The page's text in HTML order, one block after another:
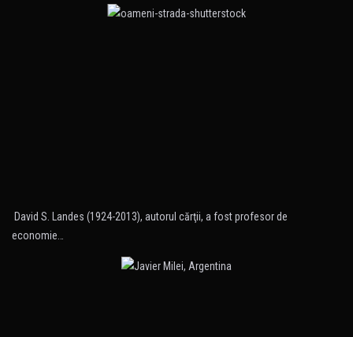
David S. Landes (1924-2013), autorul cărţii, a fost profesor de
economie…